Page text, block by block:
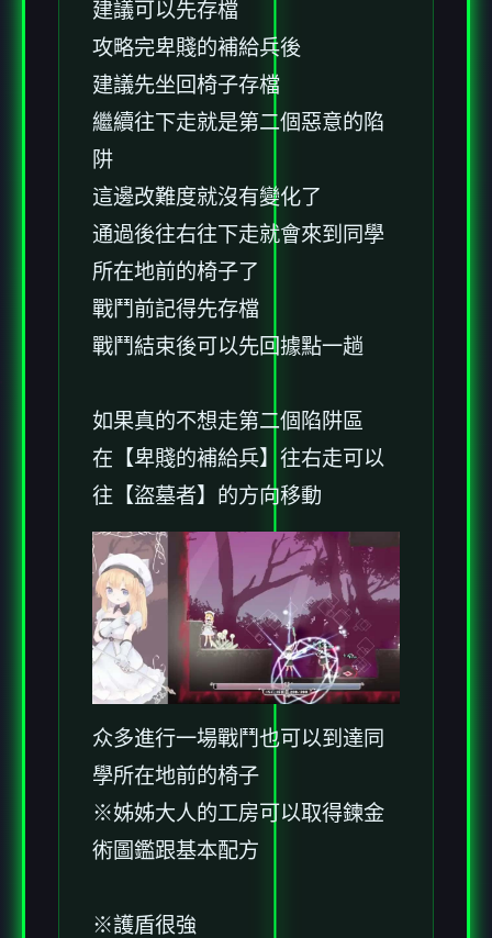
建議可以先存檔
攻略完卑賤的補給兵後
建議先坐回椅子存檔
繼續往下走就是第二個惡意的陷
阱
這邊改難度就沒有變化了
通過後往右往下走就會來到同學
所在地前的椅子了
戰鬥前記得先存檔
戰鬥結束後可以先回據點一趟
如果真的不想走第二個陷阱區
在【卑賤的補給兵】往右走可以
往【盜墓者】的方向移動
众多進行一場戰鬥也可以到達同
學所在地前的椅子
※姊姊大人的工房可以取得鍊金
術圖鑑跟基本配方
※護盾很強